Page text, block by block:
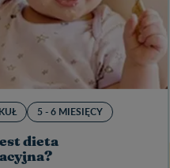
5 - 6 MIESIĘCY
dieta